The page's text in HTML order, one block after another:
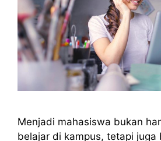
Menjadi mahasiswa bukan
belajar di kampus, tetapi juga